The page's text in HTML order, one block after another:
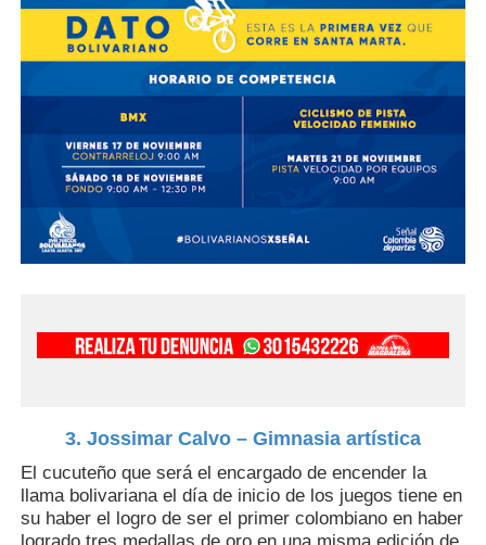
3. Jossimar Calvo – Gimnasia artística
El cucuteño que será el encargado de encender la
llama bolivariana el día de inicio de los juegos tiene en
su haber el logro de ser el primer colombiano en haber